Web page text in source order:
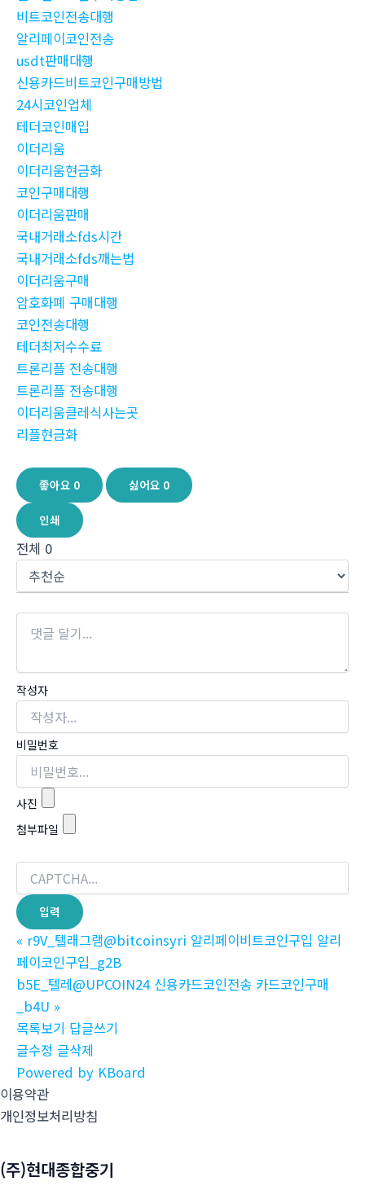
비트코인전송대행
알리페이코인전송
usdt판매대행
신용카드비트코인구매방법
24시코인업체
테더코인매입
이더리움
이더리움현금화
코인구매대행
이더리움판매
국내거래소fds시간
국내거래소fds깨는법
이더리움구매
암호화폐 구매대행
코인전송대행
테더최저수수료
트론리플 전송대행
트론리플 전송대행
이더리움클레식사는곳
리플현금화
좋아요 0 싫어요 0
인쇄
전체 0
작성자
비밀번호
사진
첨부파일
« r9V_텔래그램@bitcoinsyri 알리페이비트코인구입 알리
페이코인구입_g2B
b5E_텔레@UPCOIN24 신용카드코인전송 카드코인구매
_b4U »
목록보기 답글쓰기
글수정 글삭제
Powered by KBoard
이용약관
개인정보처리방침
(주)현대종합중기